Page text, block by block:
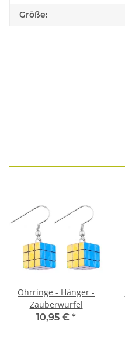
Größe:
Ohrringe - Hänger -
Zauberwürfel
10,95 € *